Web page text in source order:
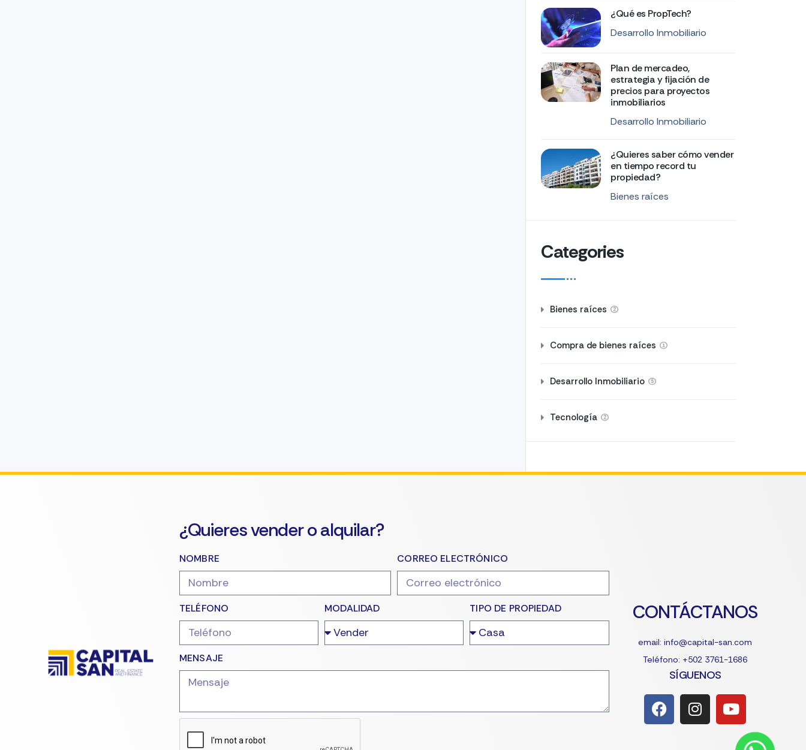
¿Qué es PropTech?
Desarrollo Inmobiliario
Plan de mercadeo,
estrategia y fijación de
precios para proyectos
inmobiliarios
Desarrollo Inmobiliario
¿Quieres saber cómo vender
en tiempo record tu
propiedad?
Bienes raíces
Categories
Bienes raíces (2)
Compra de bienes raíces (1)
Desarrollo Inmobiliario (5)
Tecnología (2)
¿Quieres vender o alquilar?
NOMBRE CORREO ELECTRÓNICO
TELÉFONO MODALIDAD TIPO DE PROPIEDAD
MENSAJE
CONTÁCTANOS
email: info@capital-san.com
Teléfono: +502 3761-1686
SÍGUENOS